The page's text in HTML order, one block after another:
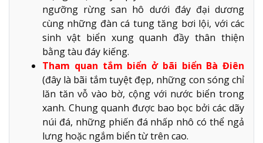
ngưỡng rừng san hô dưới đáy đại dương
cùng những đàn cá tung tăng bơi lội, với các
sinh vật biển xung quanh đầy thân thiện
bằng tàu đáy kiếng.
Tham quan tắm biển ở bãi biển Bà Điên
(đây là bãi tắm tuyệt đẹp, những con sóng chỉ
lăn tăn vỗ vào bờ, cộng với nước biển trong
xanh. Chung quanh được bao bọc bởi các dãy
núi đá, những phiến đá nhấp nhô có thể ngả
lưng hoặc ngắm biển từ trên cao.